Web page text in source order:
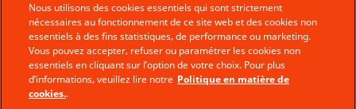
© Ferrero 2026 − All rights reserved
Nous Contacter
Nous utilisons des cookies essentiels qui sont strictement
nécessaires au fonctionnement de ce site web et des cookies non
essentiels à des fins statistiques, de performance ou marketing.
Vous pouvez accepter, refuser ou paramétrer les cookies non
essentiels en cliquant sur l’option de votre choix. Pour plus
d’informations, veuillez lire notre Politique en matière de
cookies..